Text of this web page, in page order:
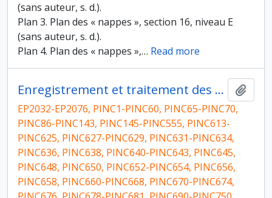
(sans auteur, s. d.).
Plan 3. Plan des « nappes », section 16, niveau E
(sans auteur, s. d.).
Plan 4. Plan des « nappes »,… Read more
Enregistrement et traitement des données de terrain
EP2032-EP2076, PINC1-PINC60, PINC65-PINC70,
PINC86-PINC143, PINC145-PINC555, PINC613-
PINC625, PINC627-PINC629, PINC631-PINC634,
PINC636, PINC638, PINC640-PINC643, PINC645,
PINC648, PINC650, PINC652-PINC654, PINC656,
PINC658, PINC660-PINC668, PINC670-PINC674,